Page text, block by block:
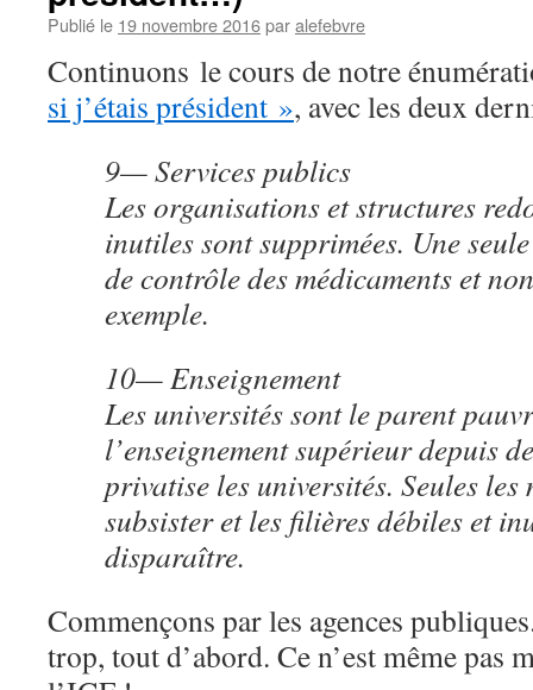
Publié le 19 novembre 2016paralefebvre
Continuons le cours de notre
si j’étais président », avec les deux
9— Services publics
Les organisations et structures
inutiles sont supprimées. Une
de contrôle des médicaments et
exemple.
10— Enseignement
Les universités sont le parent
l’enseignement supérieur depuis
privatise les universités. Seules les
subsister et les filières débiles et
disparaître.
Commençons par les agences
trop, tout d’abord. Ce n’est même pas